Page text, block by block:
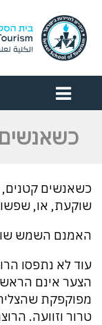
תפריט
כשאנשים
שוקעת, או,
האמנם השמש
עוד לא נתפסו
הצער אינם
מפוקפקת
טרור וזוועה.